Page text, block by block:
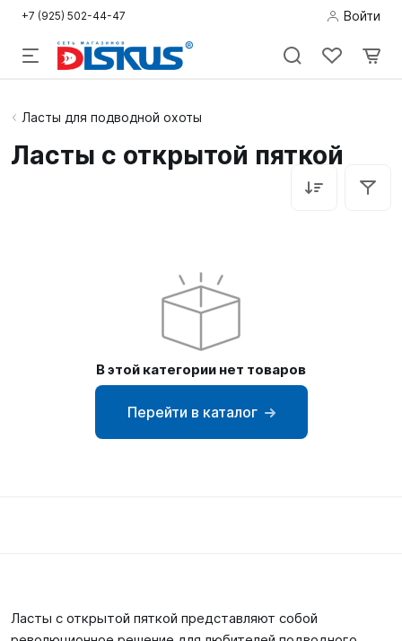
+7 (925) 502-44-47 Войти
Подводная
Бассейн
сёрфинг
Ласты для подводной охоты
Ласты с открытой пяткой
В этой категории нет товаров
Перейти в каталог
Ласты с открытой пяткой представляют собой